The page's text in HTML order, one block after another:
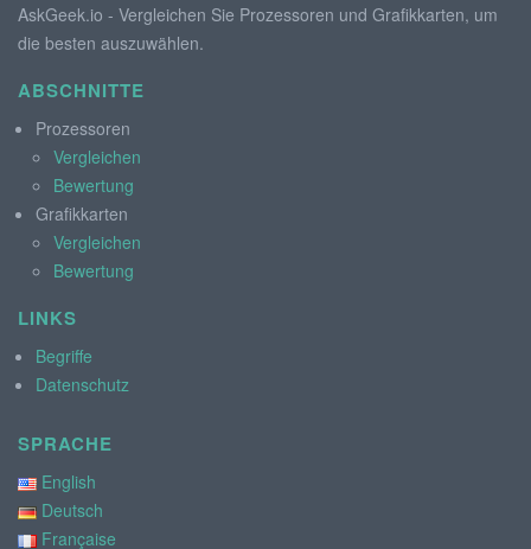
AskGeek.io - Vergleichen Sie Prozessoren und Grafikkarten, um
die besten auszuwählen.
ABSCHNITTE
Prozessoren
Vergleichen
Bewertung
Grafikkarten
Vergleichen
Bewertung
LINKS
Begriffe
Datenschutz
SPRACHE
English
Deutsch
Française